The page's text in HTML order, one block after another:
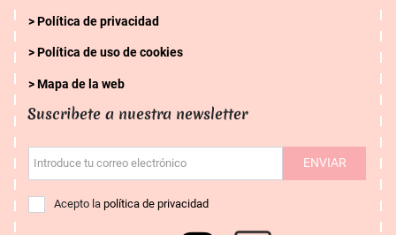
Política de privacidad
Política de uso de cookies
Mapa de la web
Suscribete a nuestra newsletter
Introduce tu correo electrónico ENVIAR
Acepto lapolítica de privacidad